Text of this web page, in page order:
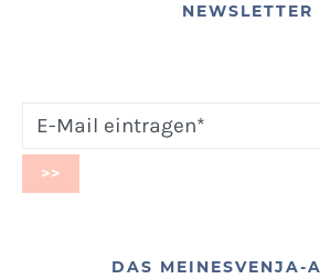
NEWSLETTER
DAS MEINESVENJA-